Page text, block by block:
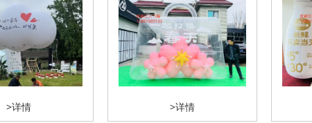
>详情 >详情